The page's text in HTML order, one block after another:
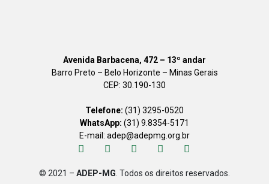
© 2021 – ADEP-MG . Todos os direitos reservados.
Avenida Barbacena, 472 – 13º andar
Barro Preto – Belo Horizonte – Minas Gerais
CEP: 30.190-130
Telefone: (31) 3295-0520
WhatsApp: (31) 9.8354-5171
E-mail: adep@adepmg.org.br